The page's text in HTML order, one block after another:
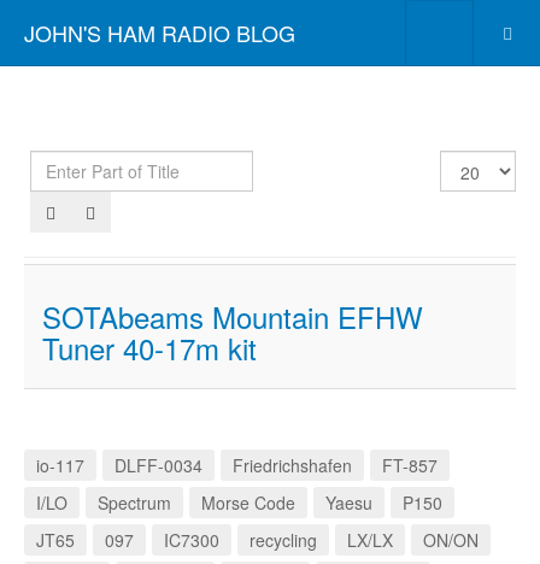
JOHN'S HAM RADIO BLOG
Enter
Part
Display
#
SOTAbeams Mountain EFHW
Tuner 40-17m kit
io-117 DLFF-0034 Friedrichshafen
FT-857
I/LO
Spectrum Morse Code Yaesu
P150
JT65
097 IC7300 recycling LX/LX
ON/ON